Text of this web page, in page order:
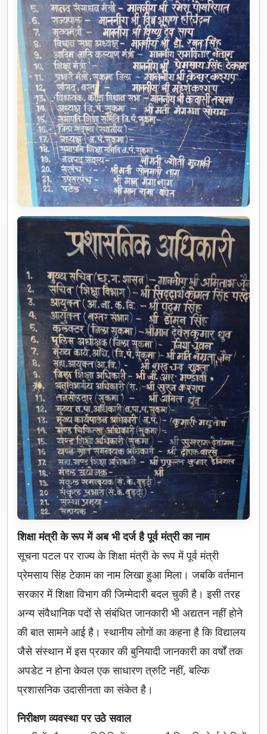
शिक्षा मंत्री के रूप में अब भी दर्ज है पूर्व मंत्री का नाम
सूचना पटल पर राज्य के शिक्षा मंत्री के रूप में पूर्व मंत्री
प्रेमसाय सिंह टेकाम का नाम लिखा हुआ मिला। जबकि वर्तमान
सरकार में शिक्षा विभाग की जिम्मेदारी बदल चुकी है। इसी तरह
अन्य संवैधानिक पदों से संबंधित जानकारी भी अद्यतन नहीं होने
की बात सामने आई है। स्थानीय लोगों का कहना है कि विद्यालय
जैसे संस्थान में इस प्रकार की बुनियादी जानकारी का वर्षों तक
अपडेट न होना केवल एक साधारण त्रुटि नहीं, बल्कि
प्रशासनिक उदासीनता का संकेत है।
निरीक्षण व्यवस्था पर उठे सवाल